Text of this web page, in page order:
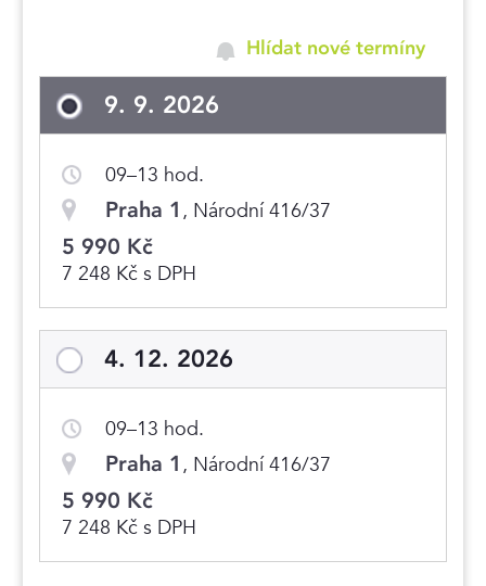
Hlídat nové termíny
9. 9. 2026
09–13 hod.
Praha 1 , Národní 416/37
5 990 Kč
7 248 Kč s DPH
4. 12. 2026
09–13 hod.
Praha 1 , Národní 416/37
5 990 Kč
7 248 Kč s DPH